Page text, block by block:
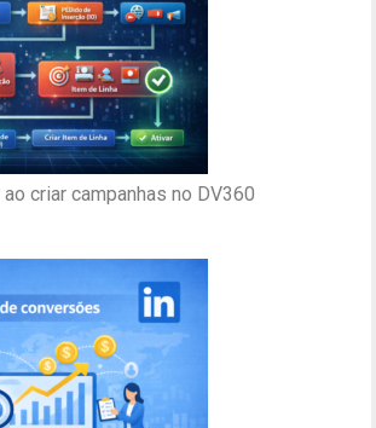
criar campanhas no DV360